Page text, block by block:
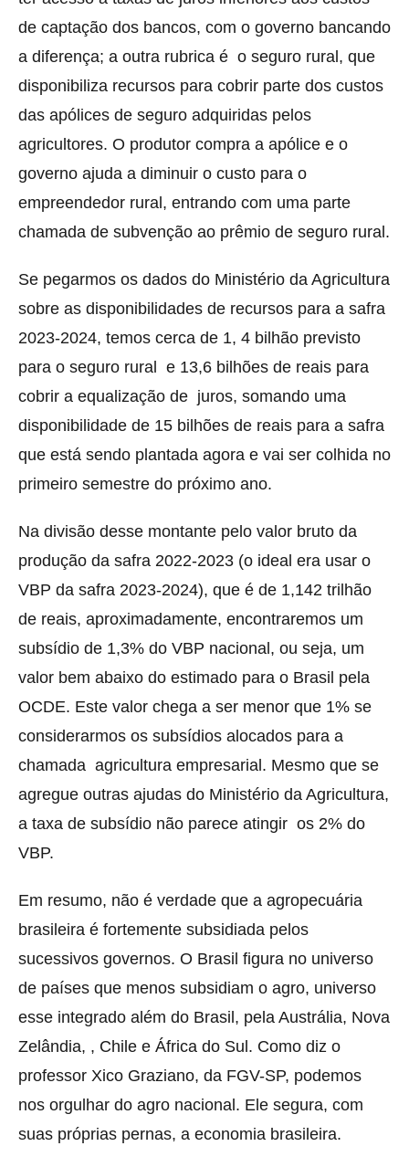
de captação dos bancos, com o governo bancando
a diferença; a outra rubrica é o seguro rural, que
disponibiliza recursos para cobrir parte dos custos
das apólices de seguro adquiridas pelos
agricultores. O produtor compra a apólice e o
governo ajuda a diminuir o custo para o
empreendedor rural, entrando com uma parte
chamada de subvenção ao prêmio de seguro rural.
Se pegarmos os dados do Ministério da Agricultura
sobre as disponibilidades de recursos para a safra
2023-2024, temos cerca de 1, 4 bilhão previsto
para o seguro rural e 13,6 bilhões de reais para
cobrir a equalização de juros, somando uma
disponibilidade de 15 bilhões de reais para a safra
que está sendo plantada agora e vai ser colhida no
primeiro semestre do próximo ano.
Na divisão desse montante pelo valor bruto da
produção da safra 2022-2023 (o ideal era usar o
VBP da safra 2023-2024), que é de 1,142 trilhão
de reais, aproximadamente, encontraremos um
subsídio de 1,3% do VBP nacional, ou seja, um
valor bem abaixo do estimado para o Brasil pela
OCDE. Este valor chega a ser menor que 1% se
considerarmos os subsídios alocados para a
chamada agricultura empresarial. Mesmo que se
agregue outras ajudas do Ministério da Agricultura,
a taxa de subsídio não parece atingir os 2% do
VBP.
Em resumo, não é verdade que a agropecuária
brasileira é fortemente subsidiada pelos
sucessivos governos. O Brasil figura no universo
de países que menos subsidiam o agro, universo
esse integrado além do Brasil, pela Austrália, Nova
Zelândia, , Chile e África do Sul. Como diz o
professor Xico Graziano, da FGV-SP, podemos
nos orgulhar do agro nacional. Ele segura, com
suas próprias pernas, a economia brasileira.